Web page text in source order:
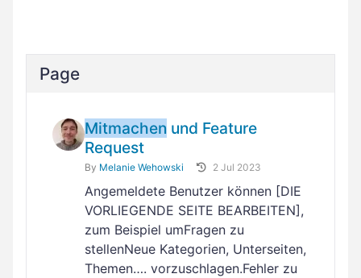
Page
Mitmachen und Feature
Request
By Melanie Wehowski 2 Jul 2023
Angemeldete Benutzer können [DIE
VORLIEGENDE SEITE BEARBEITEN],
zum Beispiel umFragen zu
stellenNeue Kategorien, Unterseiten,
Themen…. vorzuschlagen.Fehler zu